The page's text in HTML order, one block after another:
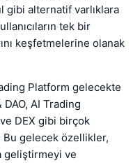
gibi alternatif varlıklara
tek bir
keşfetmelerine olanak
Platform gelecekte
AI Trading
DEX gibi birçok
Bu gelecek özellikler,
geliştirmeyi ve